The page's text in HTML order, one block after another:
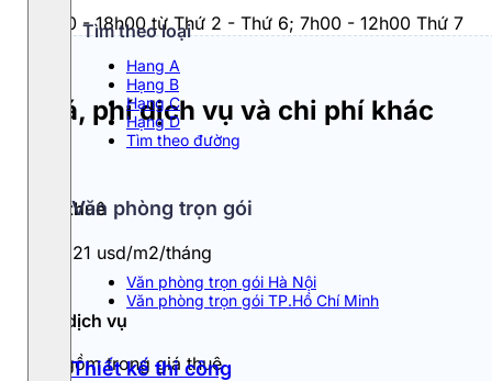
Tìm theo loại
Hang A
Hạng B
Hạng C
Hạng D
Tìm theo đường
Văn phòng trọn gói
Văn phòng trọn gói Hà Nội
Văn phòng trọn gói TP.Hồ Chí Minh
Thiết kế thi công
7h00 - 18h00 từ Thứ 2 - Thứ 6; 7h00 - 12h00 Thứ 7
Giá, phí dịch vụ và chi phí khác
Giá thuê
19 - 21 usd/m2/tháng
Phí dịch vụ
Đã gồm trong giá thuê